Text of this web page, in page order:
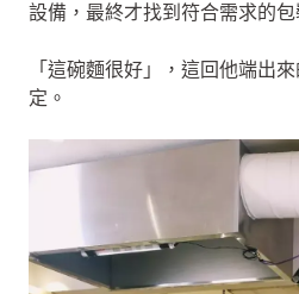
設備，最終才找到符合需求的包
「這碗麵很好」，這回他端出
定。